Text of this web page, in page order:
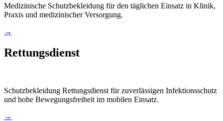
Medizinische Schutzbekleidung für den täglichen Einsatz in Klinik,
Praxis und medizinischer Versorgung.
→
Rettungsdienst
Schutzbekleidung Rettungsdienst für zuverlässigen Infektionsschutz
und hohe Bewegungsfreiheit im mobilen Einsatz.
→